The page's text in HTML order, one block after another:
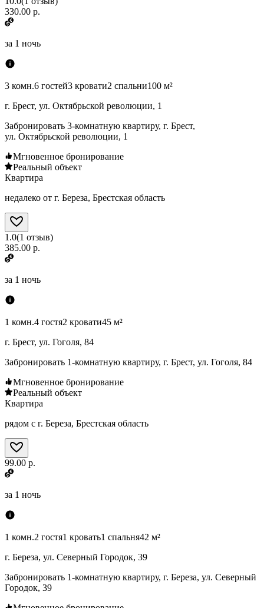
330.00 р.
за 1 ночь
3 комн.6 гостей3 кровати2 спальни100 м²
г. Брест, ул. Октябрьской революции, 1
Забронировать 3-комнатную квартиру, г. Брест,
ул. Октябрьской революции, 1
Мгновенное бронирование
Реальный объект
Квартира
недалеко от г. Береза, Брестская область
1.0(1 отзыв)
385.00 р.
за 1 ночь
1 комн.4 гостя2 кровати45 м²
г. Брест, ул. Гоголя, 84
Забронировать 1-комнатную квартиру, г. Брест, ул. Гоголя, 84
Мгновенное бронирование
Реальный объект
Квартира
рядом с г. Береза, Брестская область
99.00 р.
за 1 ночь
1 комн.2 гостя1 кровать1 спальня42 м²
г. Береза, ул. Северный Городок, 39
Забронировать 1-комнатную квартиру, г. Береза, ул. Северный
Городок, 39